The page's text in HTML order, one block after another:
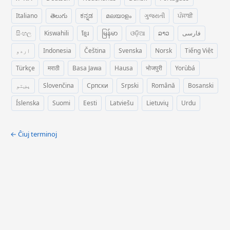
Italiano
తెలుగు ಕನ್ನಡ മലയാളം ગુજરાતી
ਪੰਜਾਬੀ
සිංහල
Kiswahili ខ្មែរ မြန်မာ ଓଡ଼ିଆ ລາວ
فارسی
اردو
Indonesia Čeština Svenska Norsk
Tiếng Việt
Türkçe
मराठी Basa Jawa Hausa भोजपुरी
Yorùbá
پښتو
Slovenčina Српски Srpski Română
Bosanski
Íslenska
Suomi Eesti Latviešu Lietuvių Urdu
← Ĉiuj terminoj